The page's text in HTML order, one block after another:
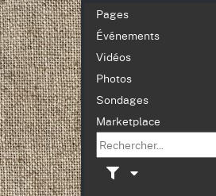
Pages
Événements
Vidéos
Photos
Sondages
Marketplace